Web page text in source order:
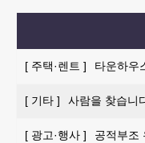
[ 주택·렌트 ] 타운하우
[ 기타 ] 사람을 찾습니
[ 광고·행사 ] 공적부조